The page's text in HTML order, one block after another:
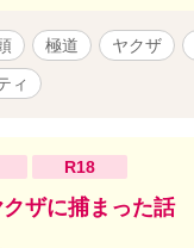
極道 ヤクザ
ィ
R18
ザに捕まった話